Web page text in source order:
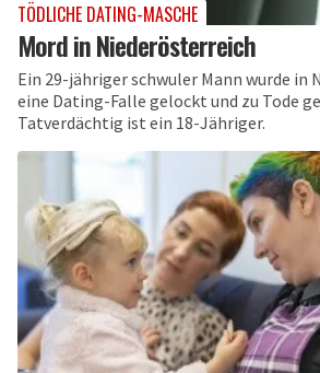
TÖDLICHE DATING-MASCHE
Mord in Niederösterreich
Ein 29-jähriger schwuler Mann wurde in
eine Dating-Falle gelockt und zu Tode
Tatverdächtig ist ein 18-Jähriger.